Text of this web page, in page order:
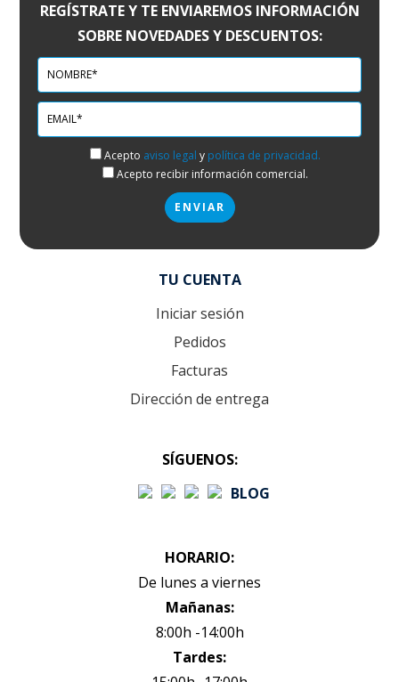
REGÍSTRATE Y TE ENVIAREMOS INFORMACIÓN
SOBRE NOVEDADES Y DESCUENTOS:
Acepto aviso legal y política de privacidad.
Acepto recibir información comercial.
TU CUENTA
Iniciar sesión
Pedidos
Facturas
Dirección de entrega
SÍGUENOS:
BLOG
HORARIO:
De lunes a viernes
Mañanas:
8:00h -14:00h
Tardes: